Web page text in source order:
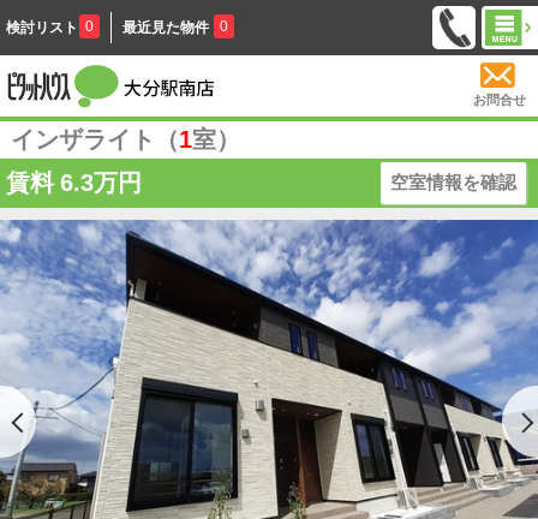
検討リスト 0 最近見た物件 0
お問合せ
インザライト（1室）
賃料 6.3万円 空室情報を確認